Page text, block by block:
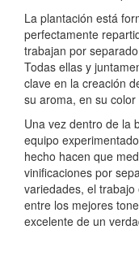
La plantación está
perfectamente
trabajan por
Todas ellas y
clave en la creación
su aroma, en su
Una vez dentro de la
equipo
hecho hacen que
vinificaciones por
variedades, el
entre los mejores
excelente de un